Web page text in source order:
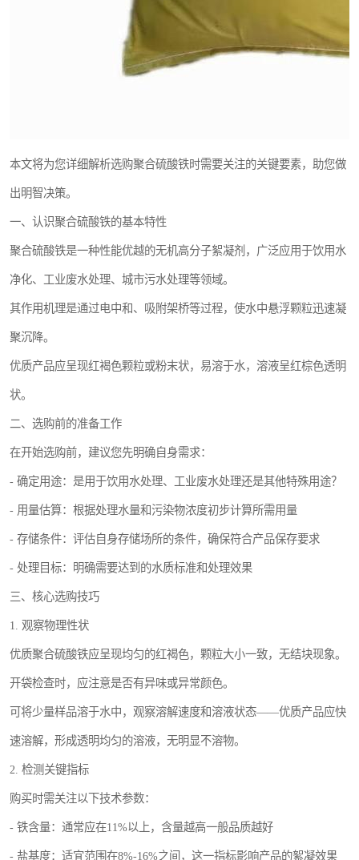
本文将为您详细解析选购聚合硫酸铁时需要关注的关键要素，助您做
出明智决策。
一、认识聚合硫酸铁的基本特性
聚合硫酸铁是一种性能优越的无机高分子絮凝剂，广泛应用于饮用水
净化、工业废水处理、城市污水处理等领域。
其作用机理是通过电中和、吸附架桥等过程，使水中悬浮颗粒迅速凝
聚沉降。
优质产品应呈现红褐色颗粒或粉末状，易溶于水，溶液呈红棕色透明
状。
二、选购前的准备工作
在开始选购前，建议您先明确自身需求：
- 确定用途：是用于饮用水处理、工业废水处理还是其他特殊用途？
- 用量估算：根据处理水量和污染物浓度初步计算所需用量
- 存储条件：评估自身存储场所的条件，确保符合产品保存要求
- 处理目标：明确需要达到的水质标准和处理效果
三、核心选购技巧
1. 观察物理性状
优质聚合硫酸铁应呈现均匀的红褐色，颗粒大小一致，无结块现象。
开袋检查时，应注意是否有异味或异常颜色。
可将少量样品溶于水中，观察溶解速度和溶液状态——优质产品应快
速溶解，形成透明均匀的溶液，无明显不溶物。
2. 检测关键指标
购买时需关注以下技术参数：
- 铁含量：通常应在11%以上，含量越高一般品质越好
- 盐基度：适宜范围在8%-16%之间，这一指标影响产品的絮凝效果